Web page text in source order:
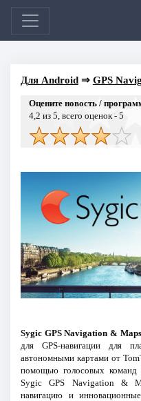
Для Android⇒ GPS
Оцените новость /
4,2 из 5, всего оценок - 5
Sygic GPS Navigation & Maps
для GPS-навигации для
автономными картами от
помощью голосовых команд
Sygic GPS Navigation &
навигацию и